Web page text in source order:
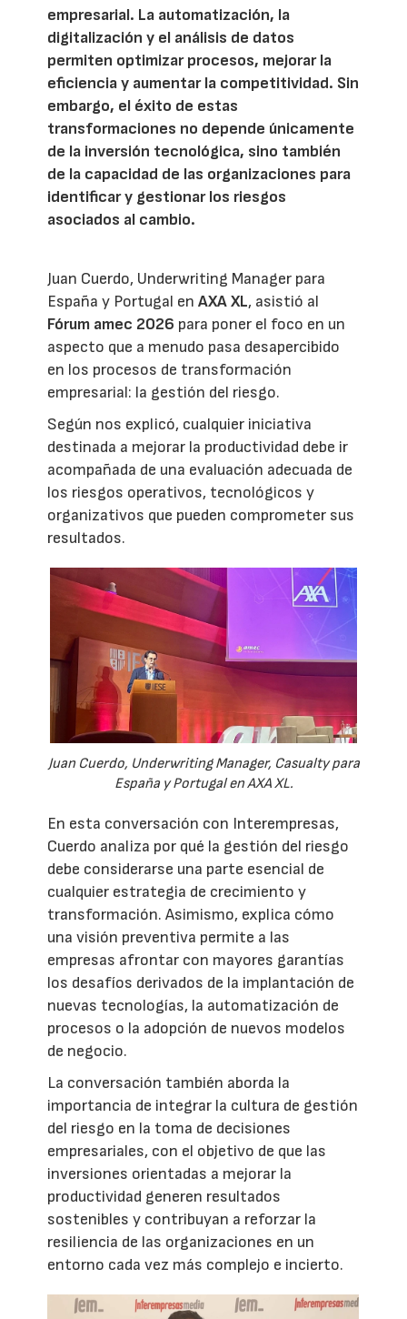
empresarial. La automatización, la
digitalización y el análisis de datos
permiten optimizar procesos, mejorar la
eficiencia y aumentar la competitividad. Sin
embargo, el éxito de estas
transformaciones no depende únicamente
de la inversión tecnológica, sino también
de la capacidad de las organizaciones para
identificar y gestionar los riesgos
asociados al cambio.
Juan Cuerdo, Underwriting Manager para
España y Portugal enAXA XL, asistió al
Fórum amec 2026 para poner el foco en un
aspecto que a menudo pasa desapercibido
en los procesos de transformación
empresarial: la gestión del riesgo.
Según nos explicó, cualquier iniciativa
destinada a mejorar la productividad debe ir
acompañada de una evaluación adecuada de
los riesgos operativos, tecnológicos y
organizativos que pueden comprometer sus
resultados.
Juan Cuerdo, Underwriting Manager, Casualty para
España y Portugal en AXA XL.
En esta conversación con Interempresas,
Cuerdo analiza por qué la gestión del riesgo
debe considerarse una parte esencial de
cualquier estrategia de crecimiento y
transformación. Asimismo, explica cómo
una visión preventiva permite a las
empresas afrontar con mayores garantías
los desafíos derivados de la implantación de
nuevas tecnologías, la automatización de
procesos o la adopción de nuevos modelos
de negocio.
La conversación también aborda la
importancia de integrar la cultura de gestión
del riesgo en la toma de decisiones
empresariales, con el objetivo de que las
inversiones orientadas a mejorar la
productividad generen resultados
sostenibles y contribuyan a reforzar la
resiliencia de las organizaciones en un
entorno cada vez más complejo e incierto.